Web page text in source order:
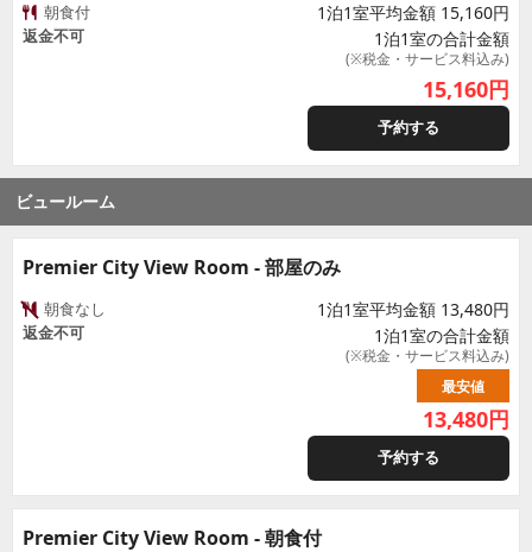
朝食付
返金不可
1泊1室平均金額 15,160円
1泊1室の合計金額
(※税金・サービス料込み)
15,160円
予約する
ビュールーム
Premier City View Room - 部屋のみ
朝食なし
返金不可
1泊1室平均金額 13,480円
1泊1室の合計金額
(※税金・サービス料込み)
最安値
13,480円
予約する
Premier City View Room - 朝食付